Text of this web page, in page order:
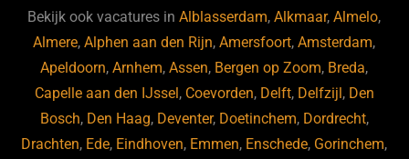
b
o
o
k
ky dI
n
Bekijk ook vacatures inAlblasserdam,Alkmaar,Almelo,
Almere,Alphen aan den Rijn,Amersfoort,Amsterdam,
Apeldoorn,Arnhem,Assen, Bergen op Zoom, Breda,
Capelle aan den IJssel, Coevorden, Delft, Delfzijl, Den
Bosch, Den Haag, Deventer, Doetinchem, Dordrecht,
Drachten, Ede, Eindhoven, Emmen, Enschede, Gorinchem,